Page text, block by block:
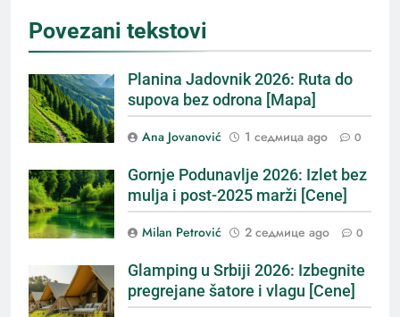
Povezani tekstovi
Planina Jadovnik 2026: Ruta do
supova bez odrona [Mapa]
Ana Jovanović 1 седмица ago 0
Gornje Podunavlje 2026: Izlet bez
mulja i post-2025 marži [Cene]
Milan Petrović 2 седмице ago 0
Glamping u Srbiji 2026: Izbegnite
pregrejane šatore i vlagu [Cene]